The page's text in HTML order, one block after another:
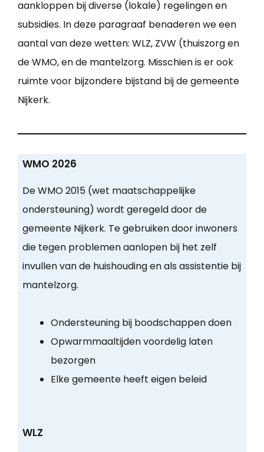
aankloppen bij diverse (lokale) regelingen en
subsidies. In deze paragraaf benaderen we een
aantal van deze wetten: WLZ, ZVW (thuiszorg en
de WMO, en de mantelzorg. Misschien is er ook
ruimte voor bijzondere bijstand bij de gemeente
Nijkerk.
WMO 2026
De WMO 2015 (wet maatschappelijke
ondersteuning) wordt geregeld door de
gemeente Nijkerk. Te gebruiken door inwoners
die tegen problemen aanlopen bij het zelf
invullen van de huishouding en als assistentie bij
mantelzorg.
Ondersteuning bij boodschappen doen
Opwarmmaaltijden voordelig laten
bezorgen
Elke gemeente heeft eigen beleid
WLZ